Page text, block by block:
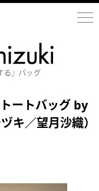
ートバッグ by
キ／望月沙織）